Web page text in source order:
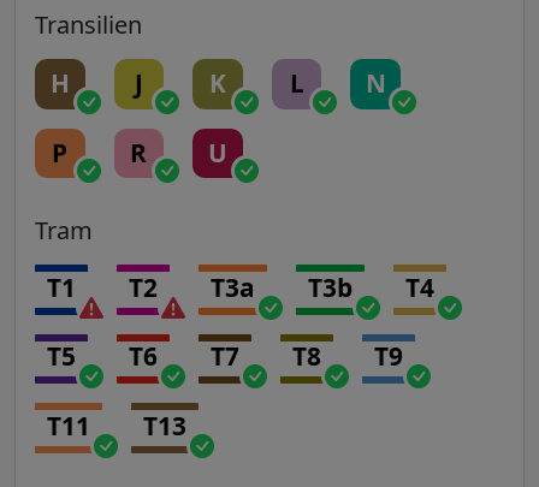
Transilien
H J K L N
P R U
Tram
T1 T2 T3a T3b T4
T5 T6 T7 T8 T9
T11 T13